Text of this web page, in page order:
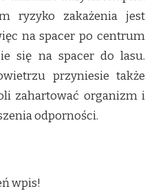
ryzyko zakażenia jest
na spacer po centrum
się na spacer do lasu.
przyniesie także
zahartować organizm i
odporności.
wpis!